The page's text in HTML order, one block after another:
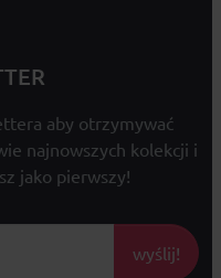
aby otrzymywać
najnowszych kolekcji i
jako pierwszy!
wyślij!